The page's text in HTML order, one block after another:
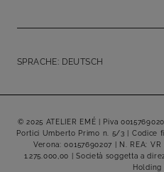
SPRACHE: DEUTSCH
© 2025 ATELIER EMÉ | Piva
Portici Umberto Primo n. 5/3 | Codice
Verona: 00157690207 | N. REA:
1.275.000,00 | Società soggetta a
Holding